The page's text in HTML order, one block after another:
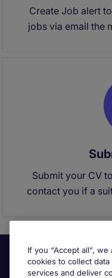
Create Job alert
jobs via email the
Submit your CV
contact you if a
If you “Accept all”,
cookies to collect
services and deliver